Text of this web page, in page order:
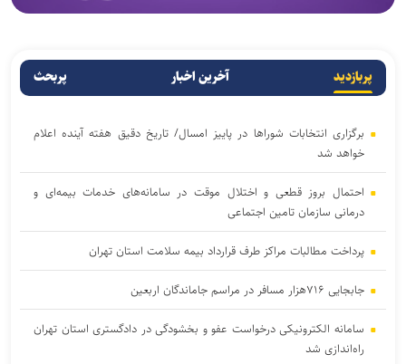
پربازدید آخرین اخبار پربحث
برگزاری انتخابات شوراها در پاییز امسال/ تاریخ دقیق هفته آینده اعلام
خواهد شد
احتمال بروز قطعی و اختلال موقت در سامانه‌های خدمات بیمه‌ای و
درمانی سازمان تامین اجتماعی
پرداخت مطالبات مراکز طرف قرارداد بیمه سلامت استان تهران
جابجایی ۷۱۶هزار مسافر در مراسم جاماندگان اربعین
سامانه الکترونیکی درخواست عفو و بخشودگی در دادگستری استان تهران
راه‌اندازی شد